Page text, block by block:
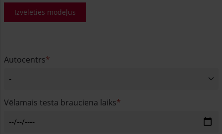
Izvēlēties modeļus
Autocentrs
Vēlamais testa brauciena laiks